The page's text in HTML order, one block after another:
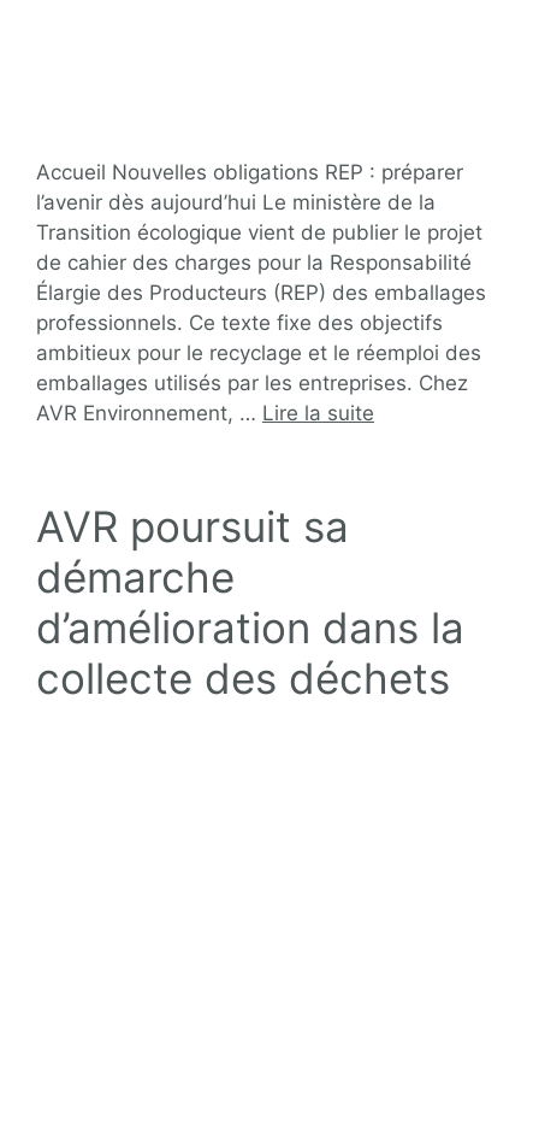
Accueil Nouvelles obligations REP : préparer
l’avenir dès aujourd’hui Le ministère de la
Transition écologique vient de publier le projet
de cahier des charges pour la Responsabilité
Élargie des Producteurs (REP) des emballages
professionnels. Ce texte fixe des objectifs
ambitieux pour le recyclage et le réemploi des
emballages utilisés par les entreprises. Chez
AVR Environnement, … Lire la suite
AVR poursuit sa
démarche
d’amélioration dans la
collecte des déchets